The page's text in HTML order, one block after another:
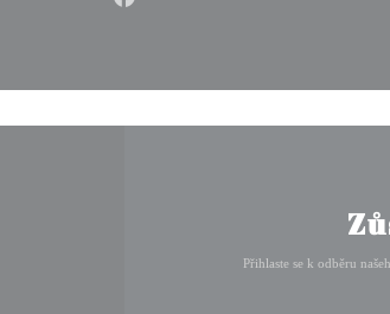
Facebook ((otevře se v novém
Přihlaste se k odběru